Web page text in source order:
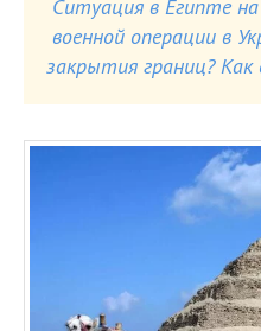
Ситуация в Египте
военной операции в
закрытия границ?